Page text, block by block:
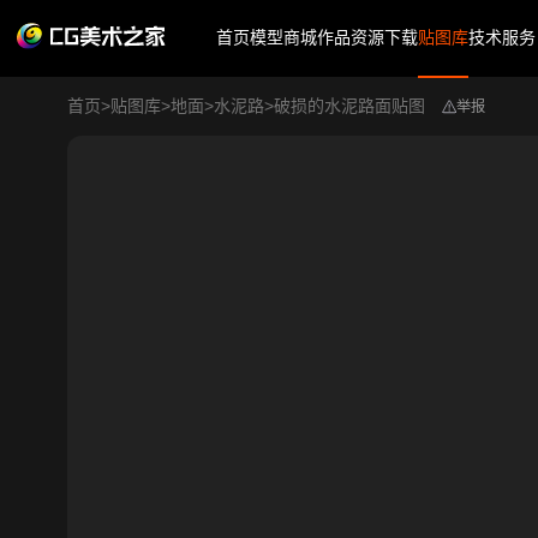
首页模型商城作品资源下载贴图库技术服务
首页>贴图库>地面>水泥路>破损的水泥路面贴图 举报